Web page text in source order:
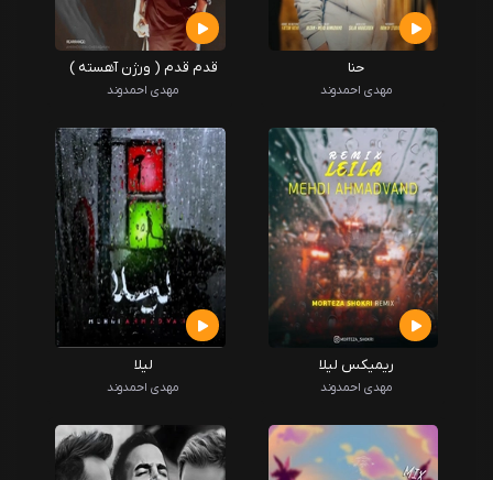
حنا
مهدی احمدوند
قدم قدم ( ورژن آهسته )
مهدی احمدوند
ریمیکس لیلا
مهدی احمدوند
لیلا
مهدی احمدوند